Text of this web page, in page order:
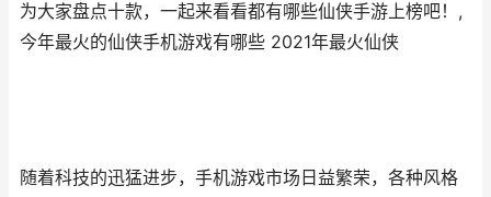
为大家盘点十款，一起来看看都有哪些仙侠手游上榜吧！,
今年最火的仙侠手机游戏有哪些 2021年最火仙侠
随着科技的迅猛进步，手机游戏市场日益繁荣，各种风格